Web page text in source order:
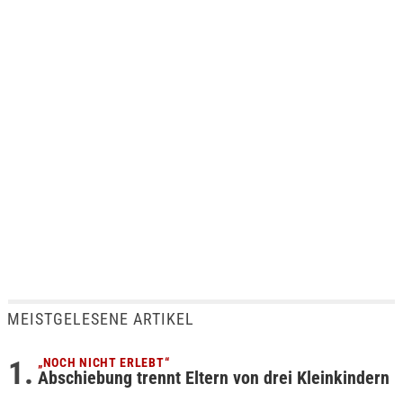
MEISTGELESENE ARTIKEL
„NOCH NICHT ERLEBT“
Abschiebung trennt Eltern von drei Kleinkindern